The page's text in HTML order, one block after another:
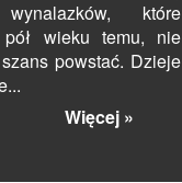
które
pół wieku temu, nie
szans powstać. Dzieje
Więcej »